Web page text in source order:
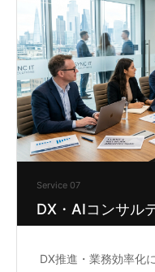
Service 07
DX・AIコンサル
DX推進・業務効率化